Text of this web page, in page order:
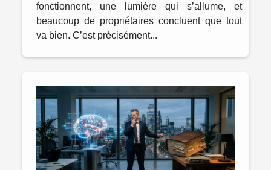
fonctionnent, une lumière qui s’allume, et
beaucoup de propriétaires concluent que tout
va bien. C’est précisément...